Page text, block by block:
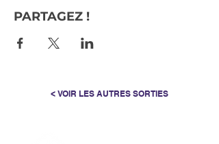
PARTAGEZ !
< VOIR LES AUTRES SORTIES